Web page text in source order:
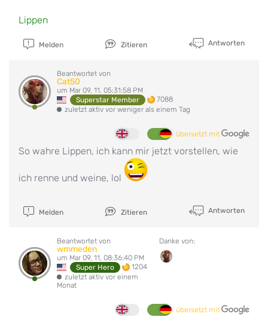
Lippen
Melden Zitieren Antworten
Beantwortet von
Cat50
um Mar 09, 11, 05:31:58 PM
Superstar Member
7088
zuletzt aktiv vor weniger als einem Tag
übersetzt mit
So wahre Lippen, ich kann mir jetzt vorstellen, wie
ich renne und weine, lol
Melden Zitieren Antworten
Beantwortet von
wmmeden
um Mar 09, 11, 08:36:40 PM
Super Hero
1204
zuletzt aktiv vor einem
Monat
Danke von:
übersetzt mit